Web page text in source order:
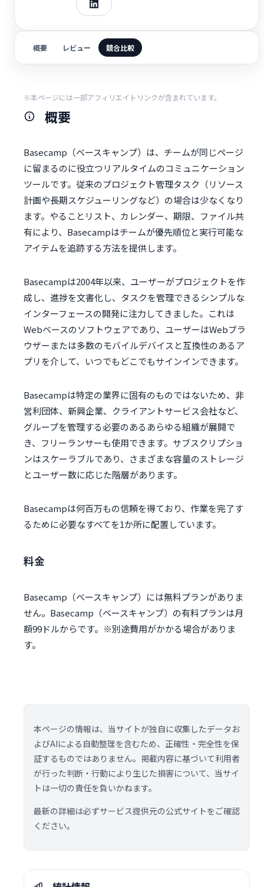
概要 レビュー 競合比較
※本ページには一部アフィリエイトリンクが含まれています。
概要
Basecamp（ベースキャンプ）は、チームが同じページ
に留まるのに役立つリアルタイムのコミュニケーション
ツールです。従来のプロジェクト管理タスク（リソース
計画や長期スケジューリングなど）の場合は少なくなり
ます。やることリスト、カレンダー、期限、ファイル共
有により、Basecampはチームが優先順位と実行可能な
アイテムを追跡する方法を提供します。
Basecampは2004年以来、ユーザーがプロジェクトを作
成し、進捗を文書化し、タスクを管理できるシンプルな
インターフェースの開発に注力してきました。これは
Webベースのソフトウェアであり、ユーザーはWebブラ
ウザーまたは多数のモバイルデバイスと互換性のあるア
プリを介して、いつでもどこでもサインインできます。
Basecampは特定の業界に固有のものではないため、非
営利団体、新興企業、クライアントサービス会社など、
グループを管理する必要のあるあらゆる組織が展開で
き、フリーランサーも使用できます。サブスクリプショ
ンはスケーラブルであり、さまざまな容量のストレージ
とユーザー数に応じた階層があります。
Basecampは何百万もの信頼を得ており、作業を完了す
るために必要なすべてを1か所に配置しています。
料金
Basecamp（ベースキャンプ）には無料プランがありま
せん。Basecamp（ベースキャンプ）の有料プランは月
額99ドルからです。※別途費用がかかる場合がありま
す。
本ページの情報は、当サイトが独自に収集したデータお
よびAIによる自動整理を含むため、正確性・完全性を保
証するものではありません。掲載内容に基づいて利用者
が行った判断・行動により生じた損害について、当サイ
トは一切の責任を負いかねます。
最新の詳細は必ずサービス提供元の公式サイトをご確認
ください。